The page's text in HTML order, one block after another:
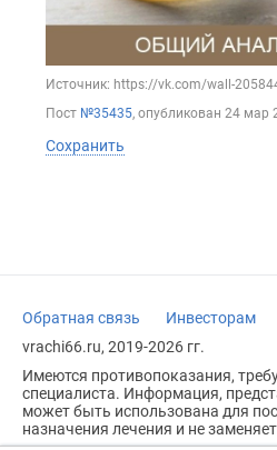
Источник: https://vk.com/wall-
Пост №35435, опубликован 24 мар
Сохранить
Обратная связь Инвесторам
vrachi66.ru, 2019-2026 гг.
Имеются противопоказания,
специалиста. Информация,
может быть использована для
назначения лечения и не